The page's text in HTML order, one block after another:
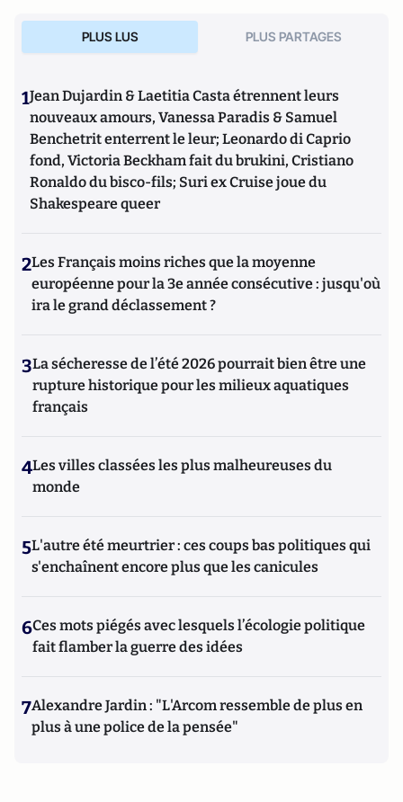
PLUS LUS PLUS PARTAGES
1Jean Dujardin & Laetitia Casta étrennent leurs
nouveaux amours, Vanessa Paradis & Samuel
Benchetrit enterrent le leur; Leonardo di Caprio
fond, Victoria Beckham fait du brukini, Cristiano
Ronaldo du bisco-fils; Suri ex Cruise joue du
Shakespeare queer
2Les Français moins riches que la moyenne
européenne pour la 3e année consécutive : jusqu'où
ira le grand déclassement ?
3La sécheresse de l’été 2026 pourrait bien être une
rupture historique pour les milieux aquatiques
français
4Les villes classées les plus malheureuses du
monde
5L'autre été meurtrier : ces coups bas politiques qui
s'enchaînent encore plus que les canicules
6Ces mots piégés avec lesquels l’écologie politique
fait flamber la guerre des idées
7Alexandre Jardin : "L'Arcom ressemble de plus en
plus à une police de la pensée"